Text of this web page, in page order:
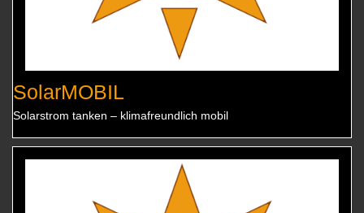
SolarMOBIL
Solarstrom tanken – klimafreundlich mobil